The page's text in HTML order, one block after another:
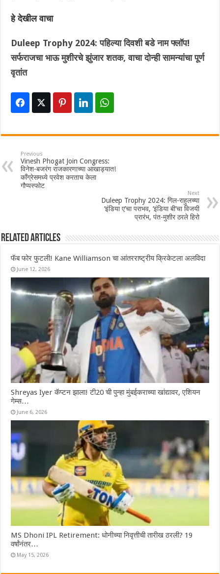
हे देखील वाचा
Duleep Trophy 2024: पहिल्या दिवशी बडे नाम फ्लॉप!
सर्फराजचा भाऊ मुशीरचे झुंजार शतक, वाचा दोन्ही सामन्यांचा पूर्ण
वृतांत
Previous
Vinesh Phogat Join Congress:
विनेश-बजरंग राजकारणाच्या आखाड्यात!
कॉंग्रेसमध्ये प्रवेश करताच केला
गौप्यस्फोट
Next
Duleep Trophy 2024: गिल-राहुलच्या
‘इंडिया ए’चा पराभव, ‘इंडिया बी’चा विजयी
प्रारंभ, पंत-मुशीर ठरले हिरो
Related Articles
फॅब फोर फुटली! Kane Williamson चा आंतरराष्ट्रीय क्रिकेटला अलविदा
June 12, 2026
Shreyas Iyer कॅप्टन झाला! टी20 ची पुन्हा मुंबईकराच्या खांद्यावर, एशियन
गेम्स…
June 6, 2026
MS Dhoni IPL Retirement: धोनीच्या निवृत्तीची तारीख ठरली? 19
वर्षांनंतर…
May 15, 2026